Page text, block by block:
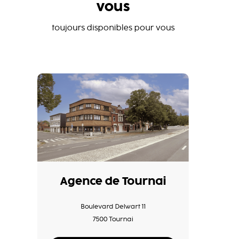
vous
toujours disponibles pour vous
Agence de Tournai
Boulevard Delwart 11
7500 Tournai